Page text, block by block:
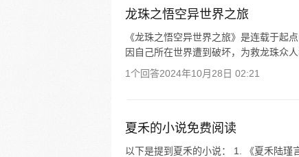
龙珠之悟空异世界之旅
《龙珠之悟空异世界之旅》是连载于起
因自己所在世界遭到破坏，为救龙珠众
1个回答2024年10月28日 02:21
夏禾的小说免费阅读
以下是提到夏禾的小说： 1. 《夏禾陆